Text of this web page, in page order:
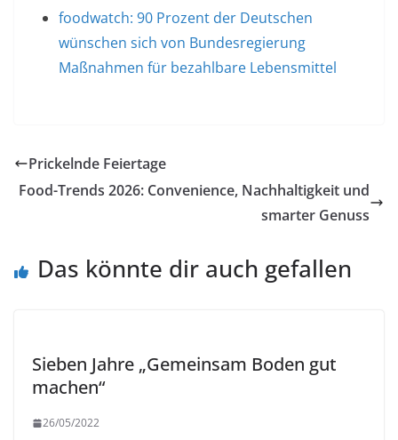
foodwatch: 90 Prozent der Deutschen
wünschen sich von Bundesregierung
Maßnahmen für bezahlbare Lebensmittel
Prickelnde Feiertage
Food-Trends 2026: Convenience, Nachhaltigkeit und
smarter Genuss
Das könnte dir auch gefallen
Sieben Jahre „Gemeinsam Boden gut
machen“
26/05/2022